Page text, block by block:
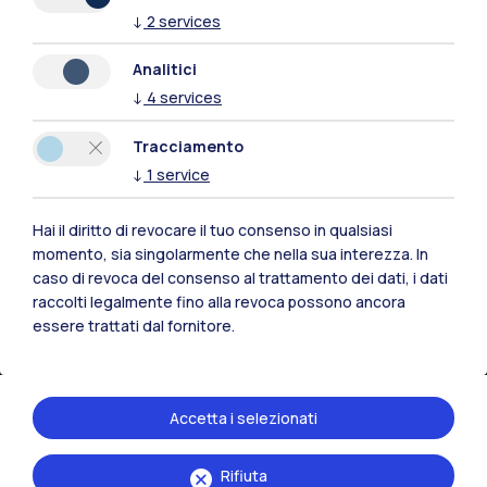
Naviga il sito
Contattaci
↓ 2 services
Analitici
↓ 4 services
Tracciamento
↓ 1 service
Hai il diritto di revocare il tuo consenso in qualsiasi
momento, sia singolarmente che nella sua interezza. In
caso di revoca del consenso al trattamento dei dati, i dati
raccolti legalmente fino alla revoca possono ancora
essere trattati dal fornitore.
Rifiuta
Accetta i selezionati